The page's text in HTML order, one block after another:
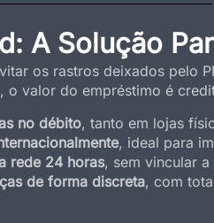
A Solução
os rastros deixados pelo
o valor do empréstimo é
no débito, tanto em lojas
, ideal para
rede 24 horas, sem vincular a
de forma discreta, com